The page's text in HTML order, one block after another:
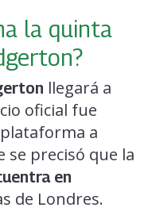
la quinta
llegará a
oficial fue
a
se precisó que la
en
de Londres.